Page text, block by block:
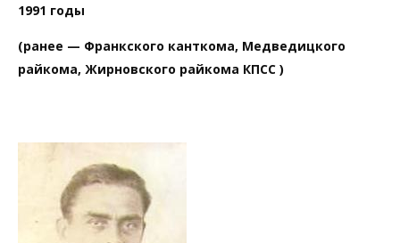
1991 годы
(ранее — Франкского канткома, Медведицкого
райкома, Жирновского райкома КПСС )